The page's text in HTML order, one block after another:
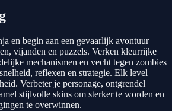
en begin aan een gevaarlijk avontuur
vijanden en puzzels. Verken kleurrijke
mechanismen en vecht tegen zombies
reflexen en strategie. Elk level
Verbeter je personage, ontgrendel
stijlvolle skins om sterker te worden en
te overwinnen.